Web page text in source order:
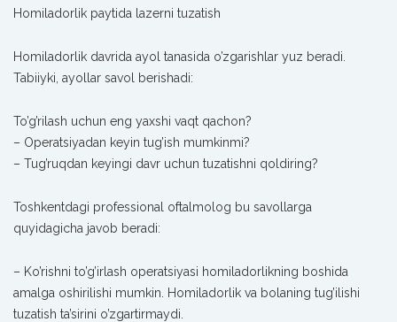
Homiladorlik paytida lazerni tuzatish
Homiladorlik davrida ayol tanasida o’zgarishlar yuz beradi.
Tabiiyki, ayollar savol berishadi:
To’g’rilash uchun eng yaxshi vaqt qachon?
– Operatsiyadan keyin tug’ish mumkinmi?
– Tug’ruqdan keyingi davr uchun tuzatishni qoldiring?
Toshkentdagi professional oftalmolog bu savollarga
quyidagicha javob beradi:
– Ko’rishni to’g’irlash operatsiyasi homiladorlikning boshida
amalga oshirilishi mumkin. Homiladorlik va bolaning tug’ilishi
tuzatish ta’sirini o’zgartirmaydi.